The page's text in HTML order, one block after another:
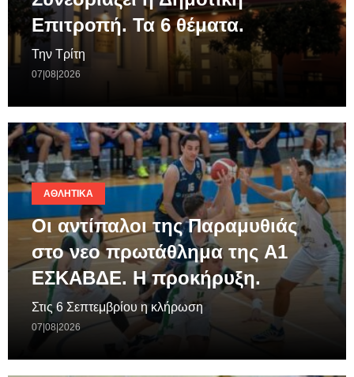
Επιτροπή. Τα 6 θέματα.
Την Τρίτη
07|08|2026
ΑΘΛΗΤΙΚΆ
Οι αντίπαλοι της Παραμυθιάς
στο νεο πρωτάθλημα της A1
ΕΣΚΑΒΔΕ. Η προκήρυξη.
Στις 6 Σεπτεμβρίου η κλήρωση
07|08|2026